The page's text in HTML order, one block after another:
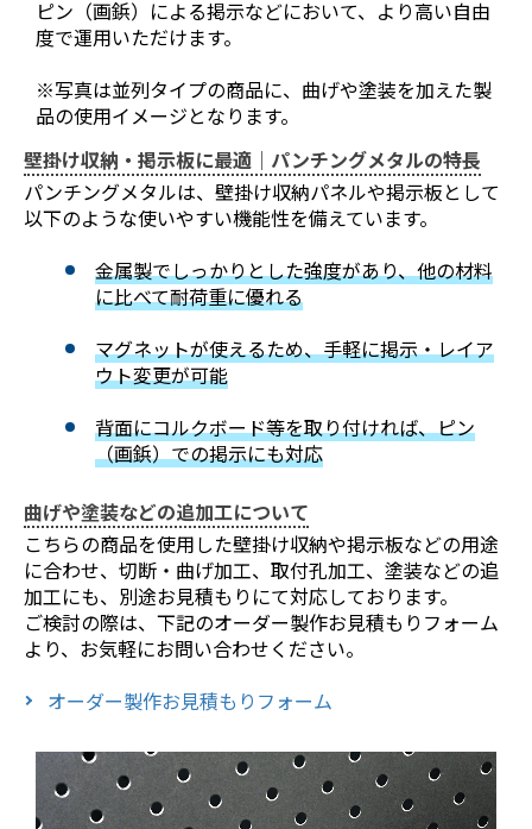
お買い物を続ける カートへ進む
ピン（画鋲）による掲示などにおいて、より高い自由
度で運用いただけます。
※写真は並列タイプの商品に、曲げや塗装を加えた製
品の使用イメージとなります。
壁掛け収納・掲示板に最適｜パンチングメタルの特長
パンチングメタルは、壁掛け収納パネルや掲示板として
以下のような使いやすい機能性を備えています。
金属製でしっかりとした強度があり、他の材料
に比べて耐荷重に優れる
マグネットが使えるため、手軽に掲示・レイア
ウト変更が可能
背面にコルクボード等を取り付ければ、ピン
（画鋲）での掲示にも対応
曲げや塗装などの追加工について
こちらの商品を使用した壁掛け収納や掲示板などの用途
に合わせ、切断・曲げ加工、取付孔加工、塗装などの追
加工にも、別途お見積もりにて対応しております。
ご検討の際は、下記のオーダー製作お見積もりフォーム
より、お気軽にお問い合わせください。
オーダー製作お見積もりフォーム